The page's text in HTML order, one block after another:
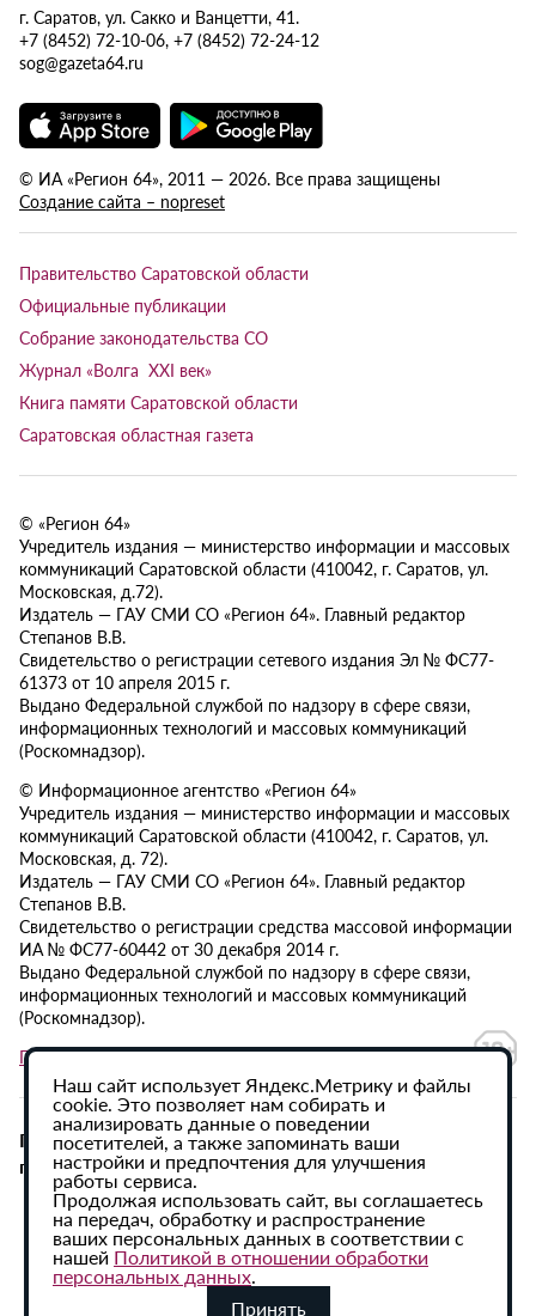
г. Саратов, ул. Сакко и Ванцетти, 41.
+7 (8452) 72-10-06, +7 (8452) 72-24-12
sog@gazeta64.ru
© ИА «Регион 64», 2011 — 2026. Все права защищены
Создание сайта – nopreset
Правительство Саратовской области
Официальные публикации
Собрание законодательства СО
Журнал «Волга XXI век»
Книга памяти Саратовской области
Саратовская областная газета
© «Регион 64»
Учредитель издания — министерство информации и массовых
коммуникаций Саратовской области (410042, г. Саратов, ул.
Московская, д.72).
Издатель — ГАУ СМИ СО «Регион 64». Главный редактор
Степанов В.В.
Свидетельство о регистрации сетевого издания Эл № ФС77-
61373 от 10 апреля 2015 г.
Выдано Федеральной службой по надзору в сфере связи,
информационных технологий и массовых коммуникаций
(Роскомнадзор).
© Информационное агентство «Регион 64»
Учредитель издания — министерство информации и массовых
коммуникаций Саратовской области (410042, г. Саратов, ул.
Московская, д. 72).
Издатель — ГАУ СМИ СО «Регион 64». Главный редактор
Степанов В.В.
Свидетельство о регистрации средства массовой информации
ИА № ФС77-60442 от 30 декабря 2014 г.
Выдано Федеральной службой по надзору в сфере связи,
информационных технологий и массовых коммуникаций
(Роскомнадзор).
Политика в отношении обработки персональных данных
При использовании материалов сайта активная
гиперссылка на ИА «Регион 64» обязательна.
Наш сайт использует Яндекс.Метрику и файлы
cookie. Это позволяет нам собирать и
анализировать данные о поведении
посетителей, а также запоминать ваши
настройки и предпочтения для улучшения
работы сервиса.
Продолжая использовать сайт, вы соглашаетесь
на передач, обработку и распространение
ваших персональных данных в соответствии с
нашей Политикой в отношении обработки
персональных данных.
Принять